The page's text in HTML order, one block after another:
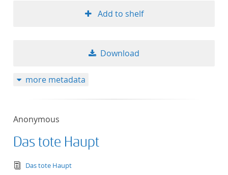
Add to shelf
Download
more metadata
Anonymous
Das tote Haupt
text/tg.edition+tg.aggregation+xml
Das tote Haupt